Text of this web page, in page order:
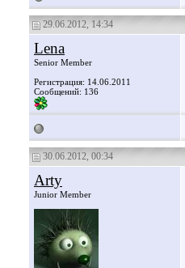
29.06.2012, 14:34
Lena
Senior Member
Регистрация: 14.06.2011
Сообщений: 136
30.06.2012, 00:34
Arty
Junior Member